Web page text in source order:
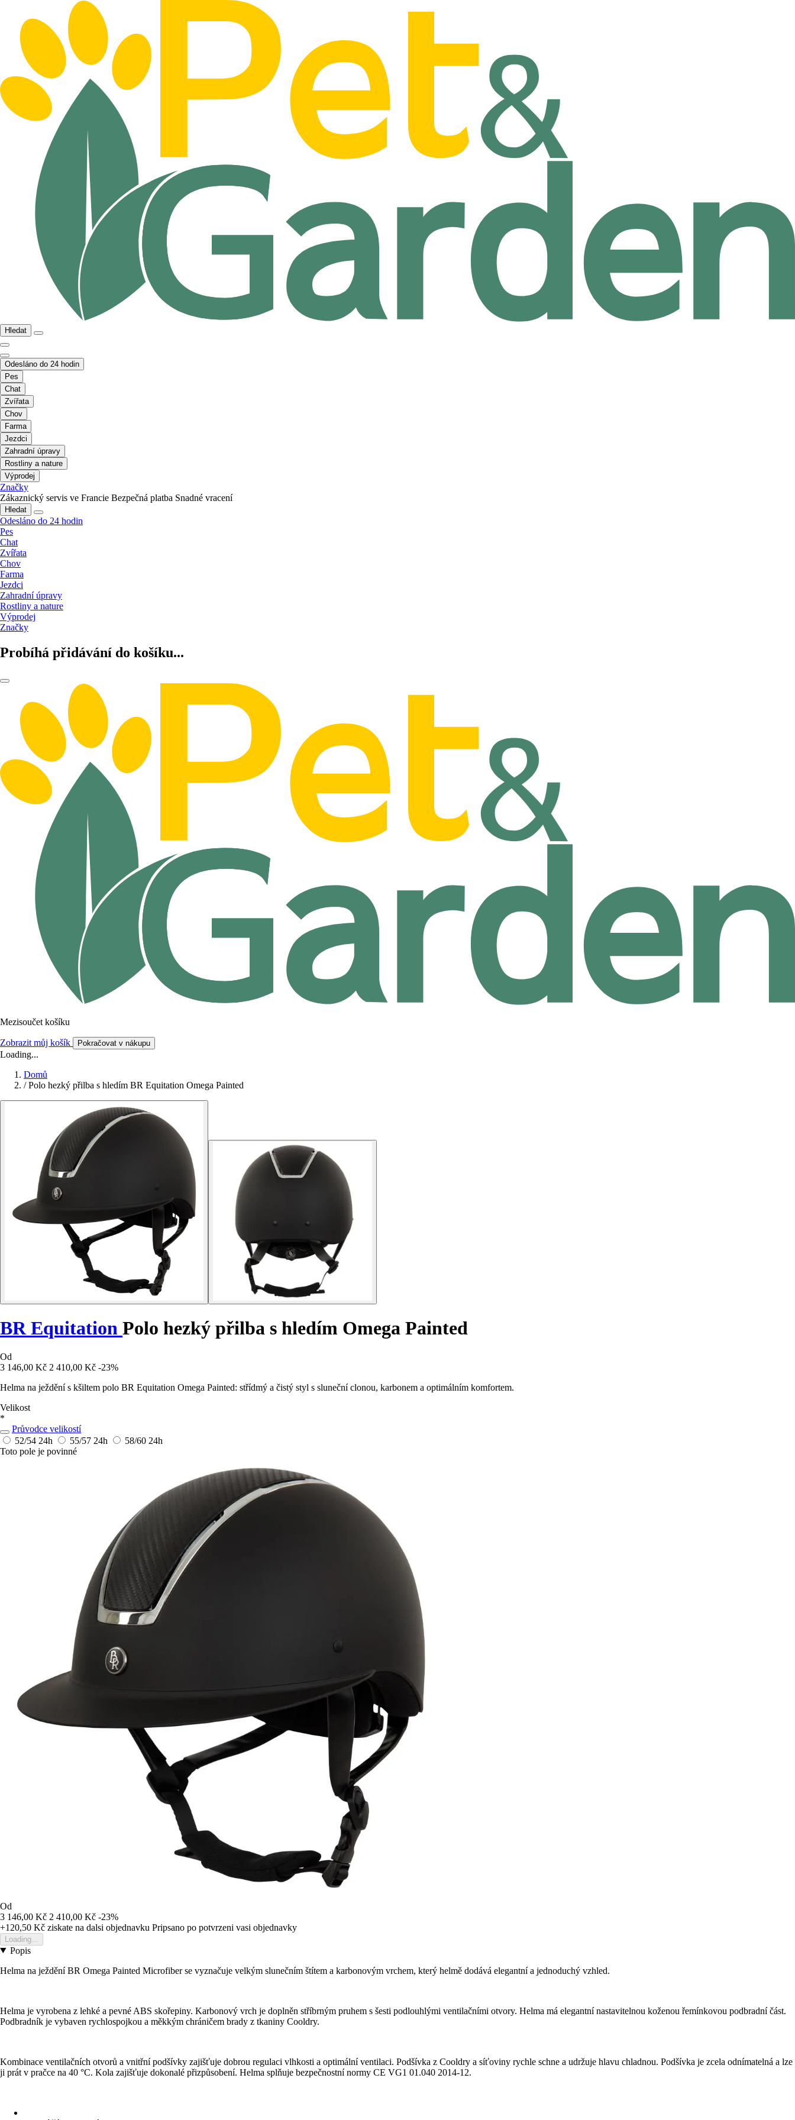
Hledat
Odesláno do 24 hodin
Pes
Chat
Zvířata
Chov
Farma
Jezdci
Zahradní úpravy
Rostliny a nature
Výprodej
Značky
Zákaznický servis ve Francie Bezpečná platba Snadné vracení
Hledat
Odesláno do 24 hodin
Pes
Chat
Zvířata
Chov
Farma
Jezdci
Zahradní úpravy
Rostliny a nature
Výprodej
Značky
Probíhá přidávání do košíku...
Mezisoučet košíku
Zobrazit můj košík Pokračovat v nákupu
Loading...
Domů
/ Polo hezký přilba s hledím BR Equitation Omega Painted
BR Equitation Polo hezký přilba s hledím Omega Painted
Od
3 146,00 Kč 2 410,00 Kč -23%
Helma na ježdění s kšiltem polo BR Equitation Omega Painted: střídmý a čistý styl s sluneční clonou, karbonem a optimálním komfortem.
Velikost
*
Průvodce velikostí
52/54 24h 55/57 24h 58/60 24h
Toto pole je povinné
Od
3 146,00 Kč 2 410,00 Kč -23%
+120,50 Kč ziskate na dalsi objednavku Pripsano po potvrzeni vasi objednavky
Loading...
Popis
Helma na ježdění BR Omega Painted Microfiber se vyznačuje velkým slunečním štítem a karbonovým vrchem, který helmě dodává elegantní a jednoduchý vzhled.
Helma je vyrobena z lehké a pevné ABS skořepiny. Karbonový vrch je doplněn stříbrným pruhem s šesti podlouhlými ventilačními otvory. Helma má elegantní nastavitelnou koženou řemínkovou podbradní část.
Podbradník je vybaven rychlospojkou a měkkým chráničem brady z tkaniny Cooldry.
Kombinace ventilačních otvorů a vnitřní podšívky zajišťuje dobrou regulaci vlhkosti a optimální ventilaci. Podšívka z Cooldry a síťoviny rychle schne a udržuje hlavu chladnou. Podšívka je zcela odnímatelná a lze
ji prát v pračce na 40 °C. Kola zajišťuje dokonalé přizpůsobení. Helma splňuje bezpečnostní normy CE VG1 01.040 2014-12.